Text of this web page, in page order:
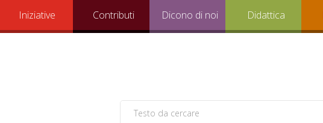
Iniziative Contributi Dicono di noi Didattica